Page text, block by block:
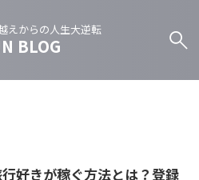
えからの人生大逆転
BLOG
好きが稼ぐ方法とは？登録